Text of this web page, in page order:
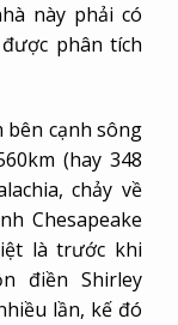
này phải có
phân tích
bên cạnh sông
(hay 348
chảy về
Chesapeake
là trước khi
điền Shirley
lần, kế đó